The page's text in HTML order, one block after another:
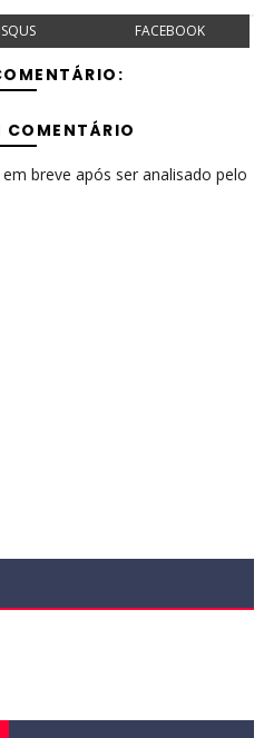
FACEBOOK
COMENTÁRIO
breve após ser analisado pelo